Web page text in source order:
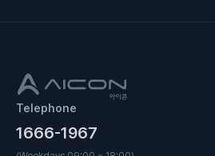
Telephone
1666-1967